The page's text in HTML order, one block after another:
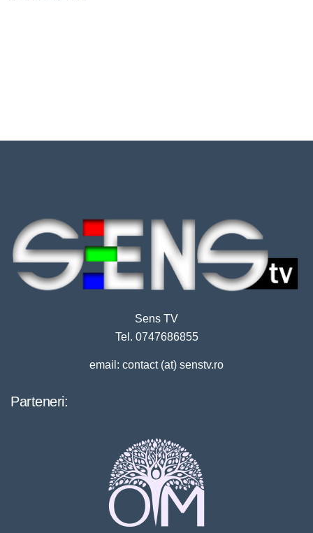
Sens TV
Tel. 0747686855
email: contact (at) senstv.ro
Parteneri: